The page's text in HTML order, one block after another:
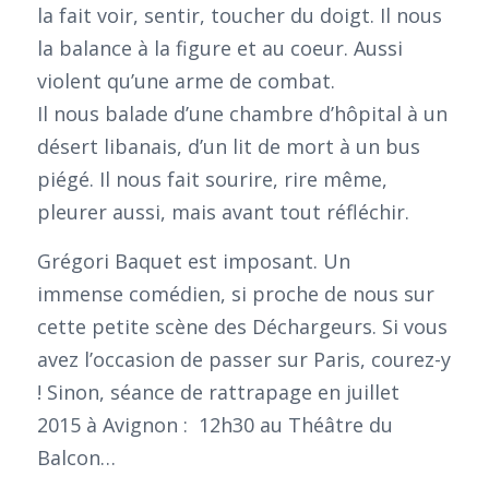
la fait voir, sentir, toucher du doigt. Il nous
la balance à la figure et au coeur. Aussi
violent qu’une arme de combat.
Il nous balade d’une chambre d’hôpital à un
désert libanais, d’un lit de mort à un bus
piégé. Il nous fait sourire, rire même,
pleurer aussi, mais avant tout réfléchir.
Grégori Baquet est imposant. Un
immense comédien, si proche de nous sur
cette petite scène des Déchargeurs. Si vous
avez l’occasion de passer sur Paris, courez-y
! Sinon, séance de rattrapage en juillet
2015 à Avignon : 12h30 au Théâtre du
Balcon…